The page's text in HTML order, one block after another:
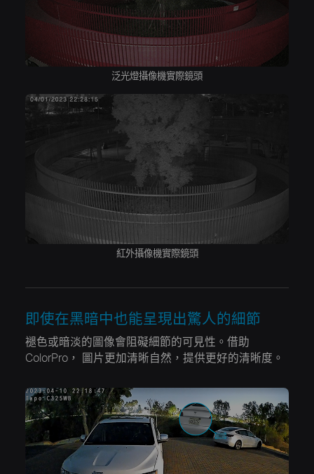
泛光燈攝像機實際鏡頭
紅外攝像機實際鏡頭
即使在黑暗中也能呈現出驚人的細節
褪色或暗淡的圖像會阻礙細節的可見性。借助
ColorPro， 圖片更加清晰自然，提供更好的清晰度。